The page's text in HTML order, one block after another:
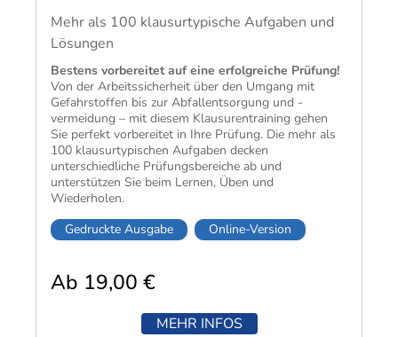
Mehr als 100 klausurtypische Aufgaben und
Lösungen
​Bestens vorbereitet auf eine erfolgreiche Prüfung!
Von der Arbeitssicherheit über den Umgang mit
Gefahrstoffen bis zur Abfallentsorgung und -
vermeidung – mit diesem Klausurentraining gehen
Sie perfekt vorbereitet in Ihre Prüfung. Die mehr als
100 klausurtypischen Aufgaben decken
unterschiedliche Prüfungsbereiche ab und
unterstützen Sie beim Lernen, Üben und
Wiederholen.
Orientierung in Niveau, Darstellung und
Sprache an den Originalprüfungen der
Ausführliche Musterlösungen zur persönlichen
Glossar mit wichtigen Fachbegriffen und
Gedruckte Ausgabe Online-Version
Ab 19,00 €
MEHR INFOS